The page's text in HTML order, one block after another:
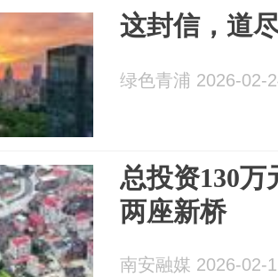
这封信，道
绿色青浦 2026-02-
总投资130
两座新桥
南安融媒 2026-02-